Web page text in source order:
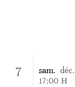
7 sam. déc.
17:00 H